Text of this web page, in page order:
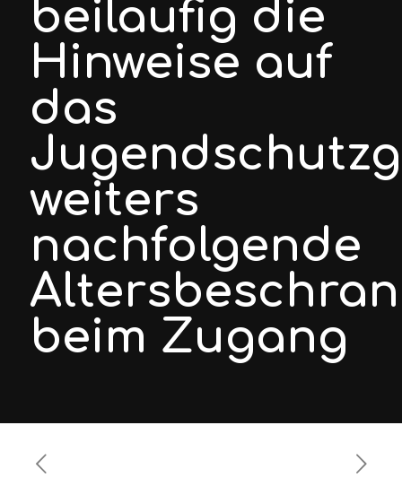
beilaufig die
Hinweise auf
das
weiters
nachfolgende
beim Zugang